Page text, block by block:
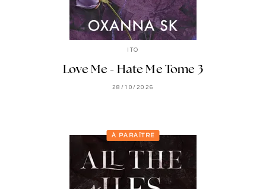
ITO
Love Me - Hate Me Tome 3
28/10/2026
À PARAÎTRE